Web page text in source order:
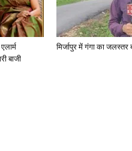
बाजी
मिर्जापुर में गंगा का जलस्तर